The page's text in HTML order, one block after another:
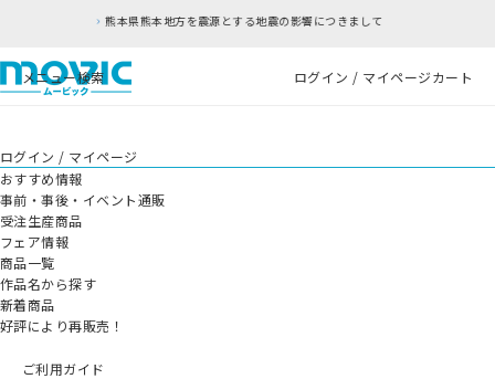
熊本県熊本地方を震源とする地震の影響につきまして
メニュー検索 ログイン / マイページカート
ログイン / マイページ
おすすめ情報
事前・事後・イベント通販
受注生産商品
フェア情報
商品一覧
作品名から探す
新着商品
好評により再販売！
ご利用ガイド